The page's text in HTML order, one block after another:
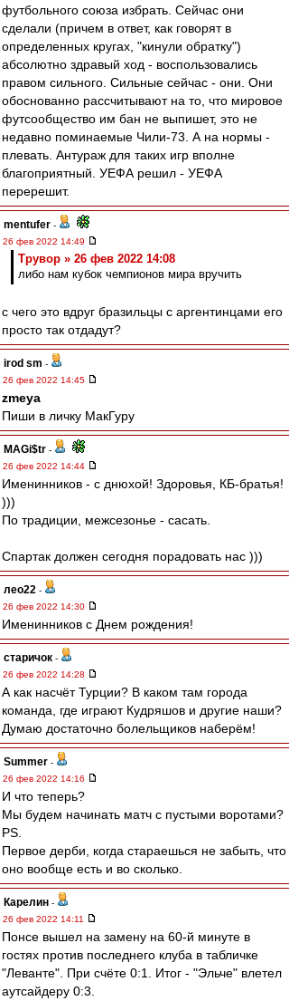
футбольного союза избрать. Сейчас они
сделали (причем в ответ, как говорят в
определенных кругах, "кинули обратку")
абсолютно здравый ход - воспользовались
правом сильного. Сильные сейчас - они. Они
обоснованно рассчитывают на то, что мировое
футсообщество им бан не выпишет, это не
недавно поминаемые Чили-73. А на нормы -
плевать. Антураж для таких игр вполне
благоприятный. УЕФА решил - УЕФА
перерешит.
mentufer -
26 фев 2022 14:49
Трувор » 26 фев 2022 14:08
либо нам кубок чемпионов мира вручить
с чего это вдруг бразильцы с аргентинцами его
просто так отдадут?
irod sm -
26 фев 2022 14:45
zmeya
Пиши в личку МакГуру
MAGi$tr -
26 фев 2022 14:44
Именинников - с днюхой! Здоровья, КБ-братья!
)))
По традиции, межсезонье - сасать.
Спартак должен сегодня порадовать нас )))
лео22 -
26 фев 2022 14:30
Именинников с Днем рождения!
старичок -
26 фев 2022 14:28
А как насчёт Турции? В каком там города
команда, где играют Кудряшов и другие наши?
Думаю достаточно болельщиков наберём!
Summer -
26 фев 2022 14:16
И что теперь?
Мы будем начинать матч с пустыми воротами?
PS.
Первое дерби, когда стараешься не забыть, что
оно вообще есть и во сколько.
Карелин -
26 фев 2022 14:11
Понсе вышел на замену на 60-й минуте в
гостях против последнего клуба в табличке
"Леванте". При счёте 0:1. Итог - "Эльче" влетел
аутсайдеру 0:3.